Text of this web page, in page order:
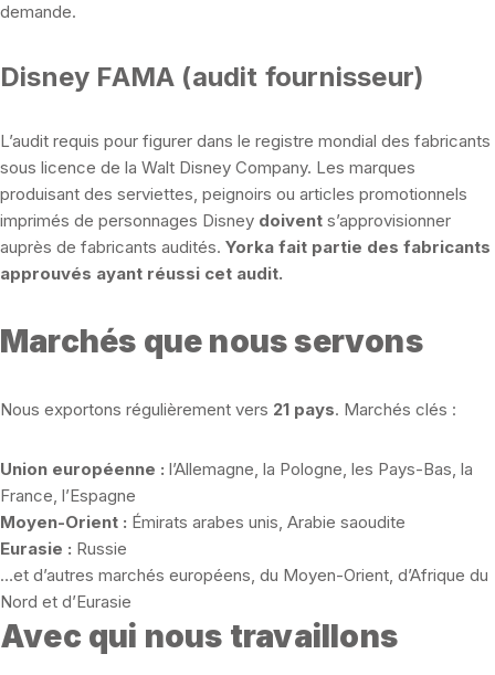
demande.
Disney FAMA (audit fournisseur)
L’audit requis pour figurer dans le registre mondial des fabricants
sous licence de la Walt Disney Company. Les marques
produisant des serviettes, peignoirs ou articles promotionnels
imprimés de personnages Disney doivent s’approvisionner
auprès de fabricants audités. Yorka fait partie des fabricants
approuvés ayant réussi cet audit.
Marchés que nous servons
Nous exportons régulièrement vers 21 pays. Marchés clés :
Union européenne : l’Allemagne, la Pologne, les Pays-Bas, la
France, l’Espagne
Moyen-Orient : Émirats arabes unis, Arabie saoudite
Eurasie : Russie
…et d’autres marchés européens, du Moyen-Orient, d’Afrique du
Nord et d’Eurasie
Avec qui nous travaillons